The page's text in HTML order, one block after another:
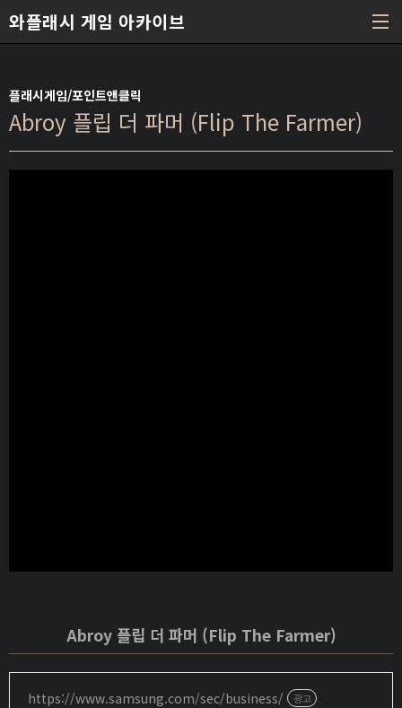
와플래시 게임 아카이브
플래시게임/포인트앤클릭
Abroy 플립 더 파머 (Flip The Farmer)
Abroy 플립 더 파머 (Flip The Farmer)
https://www.samsung.com/sec/business/ 광고